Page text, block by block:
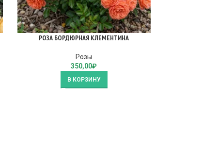
РОЗА БОРДЮРНАЯ КЛЕМЕНТИНА
Розы
350,00₽
В КОРЗИНУ